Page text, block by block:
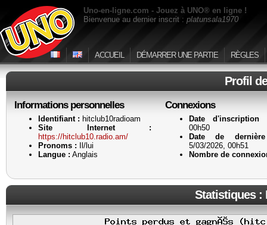
Uno-en-ligne.com - Jouez à UNO® en ligne !
Bienvenue au dernier inscrit : platunsala1970
ACCUEIL DÉMARRER UNE PARTIE RÈGLES
Profil
Informations personnelles
Identifiant : hitclub10radioam
Site Internet :
https://hitclub10.radio.am/
Pronoms : Il/lui
Langue : Anglais
Connexions
Date d'inscription
00h50
Date de
5/03/2026, 00h51
Nombre de
Statistiques :